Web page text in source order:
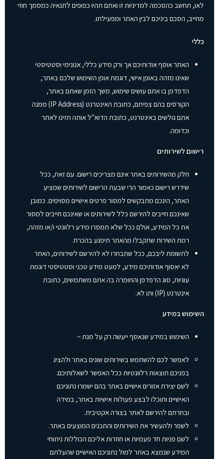
לאו, תחשב כהסכמה למדיניות זו ואתם תהיו כפופים לתנאיה כמסמך חוזי
מחייב, הסכם ביניכם לבין האתר ומפעילתו.
כללי
האתר אוסף אודותיכם אך ורק מידע כללי, אנונימי וסטטיסטי
שאינו מזהה באופן אישי, דוגמת אופן השימוש שלכם באתר,
הדפדפן בו אתם עושים שימוש, משך הזמן שאתם באתר,
הקורסים בהם צפיתם, כתובת האינטרנט (IP Address) ממנה
אתם גולשים באינטרנט, כתובת הדוא"ל אותה תזינו לאתר
וכדומה.
רישום לשירותים
חלק מהשירותים באתר אינם מצריכים רישום. עם זאת, ככל
שידרש רישום כאמור הרי שבעת הרישום לשירותים שמציע
האתר, הינכם מתבקשים למסור פרטים אישיים מסוימים. כמובן
שאינכם חייבים להירשם כלל לשירותים או שאינכם חייבים למסור
את כל המידע, אולם ככל שלא תמסרו מידע רלוונטי ו/או מזהה,
רמת השירות שתקבלו מהאתר תיפגע בהכרח.
לתשומת ליבכם, ככל שתבחרו לא להירשם לשירותים, האתר
לא יאסוף אודותיכם מידע, למעט מידע טכני וסטטיסטי דוגמת
עוגיות, סוג הדפדפן והחומרה בה אתם משתמשים, כתובת
אינטרנט (IP) ותו לא.
השימוש במידע
השימוש במידע שנאסף ייעשה רק על מנת –
לאפשר לכם להשתמש בשירותים שונים באתר ולהציג
בפניכם תוצאות רלוונטיות ככל האפשר לשאלותיכם.
לשם יצירת אזורים אישיים באתר בהם ישמרו נתוניכם
האישיים ותוכלו לבצע פעולות אישיות באתר, במידה
ובחרתם להירשם לאתר בצורה אקטיבית.
לשפר ולהעשיר את השירותים והתכנים המוצעים באתר.
לשם פניות חד פעמיות או חוזרות אליכם הכוללות ניתוחי
המידע שנמצא באתר למול נתוניכם האישיים שהעלתם